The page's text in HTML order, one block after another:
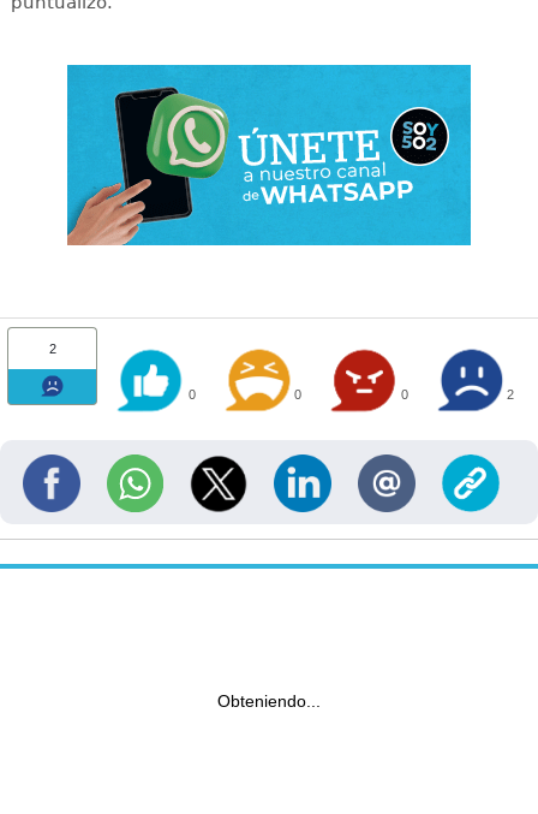
2
0 0 0 2
Obteniendo...